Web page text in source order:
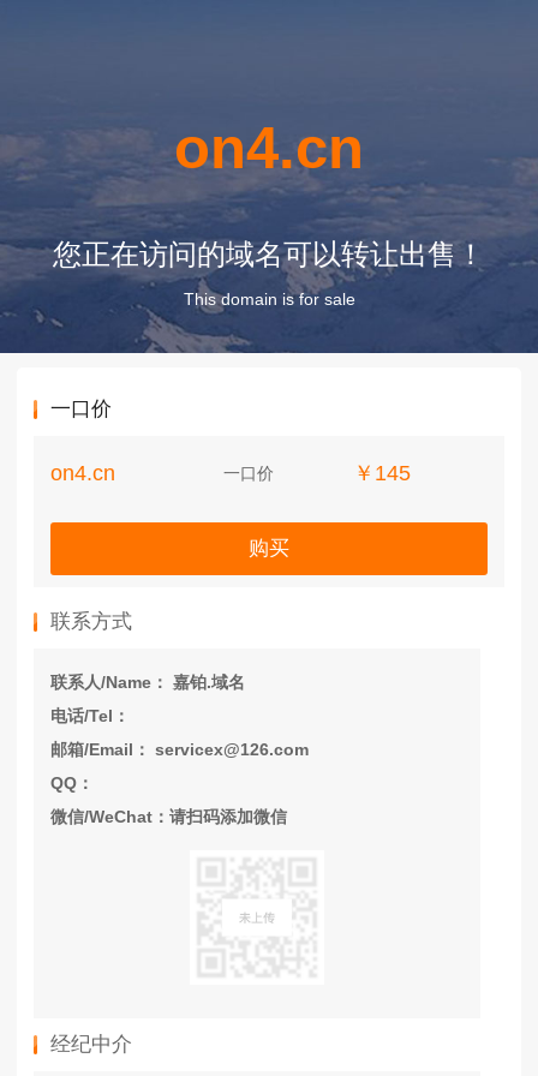
on4.cn
您正在访问的域名可以转让出售！
This domain is for sale
一口价
on4.cn 一口价 ￥145
购买
联系方式
联系人/Name： 嘉铂.域名
电话/Tel：
邮箱/Email： servicex@126.com
QQ：
微信/WeChat：请扫码添加微信
经纪中介